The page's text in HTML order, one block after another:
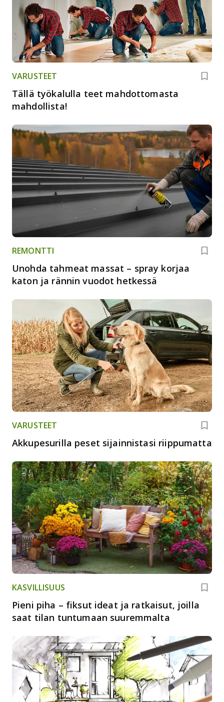
VARUSTEET
Tällä työkalulla teet mahdottomasta
mahdollista!
REMONTTI
Unohda tahmeat massat – spray korjaa
katon ja rännin vuodot hetkessä
VARUSTEET
Akkupesurilla peset sijainnistasi riippumatta
KASVILLISUUS
Pieni piha – fiksut ideat ja ratkaisut, joilla
saat tilan tuntumaan suuremmalta